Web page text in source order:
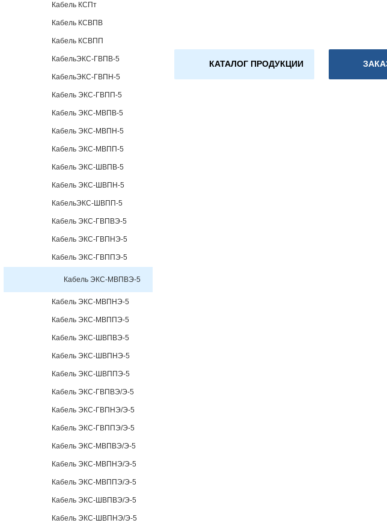
Кабель КСПт
Кабель КСВПВ
Кабель КСВПП
КабельЭКС-ГВПВ-5
КабельЭКС-ГВПН-5
Кабель ЭКС-ГВПП-5
Кабель ЭКС-МВПВ-5
Кабель ЭКС-МВПН-5
Кабель ЭКС-МВПП-5
Кабель ЭКС-ШВПВ-5
Кабель ЭКС-ШВПН-5
КабельЭКС-ШВПП-5
Кабель ЭКС-ГВПВЭ-5
Кабель ЭКС-ГВПНЭ-5
Кабель ЭКС-ГВППЭ-5
Кабель ЭКС-МВПВЭ-5
Кабель ЭКС-МВПНЭ-5
Кабель ЭКС-МВППЭ-5
Кабель ЭКС-ШВПВЭ-5
Кабель ЭКС-ШВПНЭ-5
Кабель ЭКС-ШВППЭ-5
Кабель ЭКС-ГВПВЭ/Э-5
Кабель ЭКС-ГВПНЭ/Э-5
Кабель ЭКС-ГВППЭ/Э-5
Кабель ЭКС-МВПВЭ/Э-5
Кабель ЭКС-МВПНЭ/Э-5
Кабель ЭКС-МВППЭ/Э-5
Кабель ЭКС-ШВПВЭ/Э-5
Кабель ЭКС-ШВПНЭ/Э-5
КАТАЛОГ ПРОДУКЦИИ